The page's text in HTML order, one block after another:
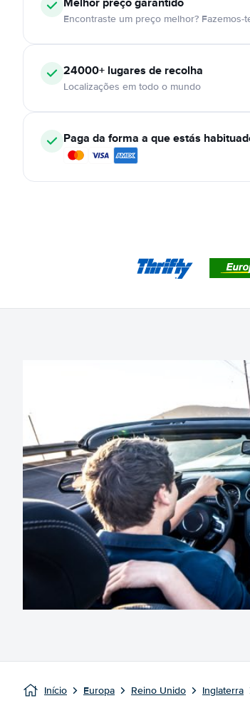
Encontraste um preço melhor? Fazemos-
24000+ lugares de recolha
Localizações em todo o mundo
Paga da forma a que estás
Início Europa Reino Unido Inglaterra